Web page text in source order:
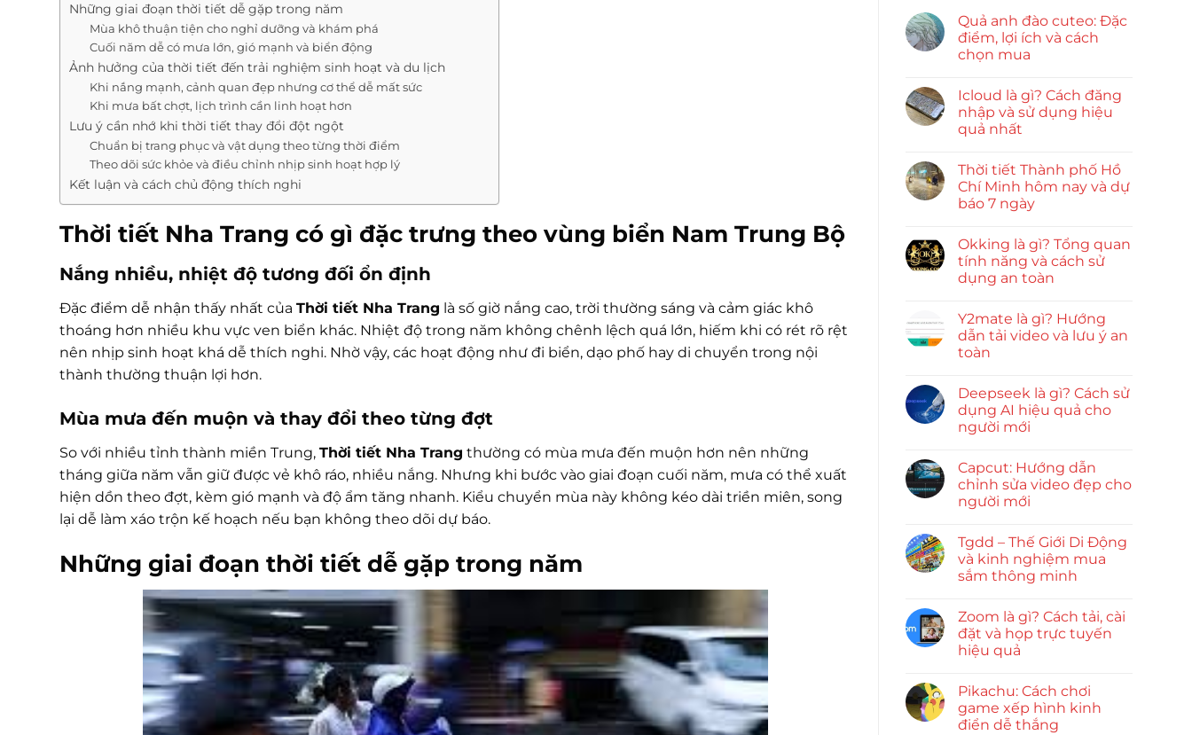
Những giai đoạn thời tiết dễ gặp trong năm
Mùa khô thuận tiện cho nghỉ dưỡng và khám phá
Cuối năm dễ có mưa lớn, gió mạnh và biển động
Ảnh hưởng của thời tiết đến trải nghiệm sinh hoạt và du lịch
Khi nắng mạnh, cảnh quan đẹp nhưng cơ thể dễ mất sức
Khi mưa bất chợt, lịch trình cần linh hoạt hơn
Lưu ý cần nhớ khi thời tiết thay đổi đột ngột
Chuẩn bị trang phục và vật dụng theo từng thời điểm
Theo dõi sức khỏe và điều chỉnh nhịp sinh hoạt hợp lý
Kết luận và cách chủ động thích nghi
Thời tiết Nha Trang có gì đặc trưng theo vùng biển Nam Trung Bộ
Nắng nhiều, nhiệt độ tương đối ổn định
Đặc điểm dễ nhận thấy nhất của Thời tiết Nha Trang là số giờ nắng cao, trời thường sáng và cảm giác khô
thoáng hơn nhiều khu vực ven biển khác. Nhiệt độ trong năm không chênh lệch quá lớn, hiếm khi có rét rõ rệt
nên nhịp sinh hoạt khá dễ thích nghi. Nhờ vậy, các hoạt động như đi biển, dạo phố hay di chuyển trong nội
thành thường thuận lợi hơn.
Mùa mưa đến muộn và thay đổi theo từng đợt
So với nhiều tỉnh thành miền Trung, Thời tiết Nha Trang thường có mùa mưa đến muộn hơn nên những
tháng giữa năm vẫn giữ được vẻ khô ráo, nhiều nắng. Nhưng khi bước vào giai đoạn cuối năm, mưa có thể xuất
hiện dồn theo đợt, kèm gió mạnh và độ ẩm tăng nhanh. Kiểu chuyển mùa này không kéo dài triền miên, song
lại dễ làm xáo trộn kế hoạch nếu bạn không theo dõi dự báo.
Những giai đoạn thời tiết dễ gặp trong năm
Quả anh đào cuteo: Đặc
điểm, lợi ích và cách
chọn mua
Icloud là gì? Cách đăng
nhập và sử dụng hiệu
quả nhất
Thời tiết Thành phố Hồ
Chí Minh hôm nay và dự
báo 7 ngày
Okking là gì? Tổng quan
tính năng và cách sử
dụng an toàn
Y2mate là gì? Hướng
dẫn tải video và lưu ý an
toàn
Deepseek là gì? Cách sử
dụng AI hiệu quả cho
người mới
Capcut: Hướng dẫn
chỉnh sửa video đẹp cho
người mới
Tgdd – Thế Giới Di Động
và kinh nghiệm mua
sắm thông minh
Zoom là gì? Cách tải, cài
đặt và họp trực tuyến
hiệu quả
Pikachu: Cách chơi
game xếp hình kinh
điển dễ thắng